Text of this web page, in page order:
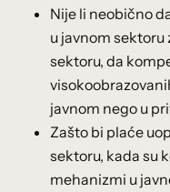
Nije li neobično
u javnom sektoru
sektoru, da
javnom nego u
Zašto bi plaće
sektoru, kada su
mehanizmi u